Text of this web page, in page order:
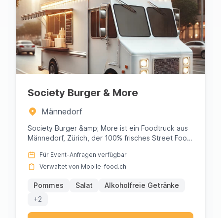
Society Burger & More
Männedorf
Society Burger &amp; More ist ein Foodtruck aus
Männedorf, Zürich, der 100% frisches Street Food
Für Event-Anfragen verfügbar
Verwaltet von Mobile-food.ch
Pommes Salat
Alkoholfreie Getränke
+2